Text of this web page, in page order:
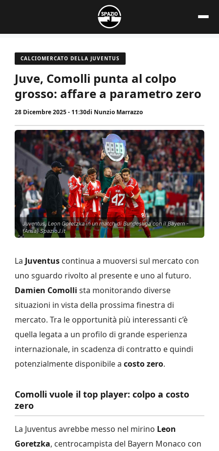
contenuto
CALCIOMERCATO DELLA JUVENTUS
Juve, Comolli punta al colpo
grosso: affare a parametro zero
28 Dicembre 2025 - 11:30di Nunzio Marrazzo
Juventus, Leon Goretzka in un match di Bundesliga con il Bayern -
(Ansa) SpazioJ.it
La Juventus continua a muoversi sul mercato con
uno sguardo rivolto al presente e uno al futuro.
Damien Comolli sta monitorando diverse
situazioni in vista della prossima finestra di
mercato. Tra le opportunità più interessanti c’è
quella legata a un profilo di grande esperienza
internazionale, in scadenza di contratto e quindi
potenzialmente disponibile a costo zero.
Comolli vuole il top player: colpo a costo
zero
La Juventus avrebbe messo nel mirino Leon
Goretzka, centrocampista del Bayern Monaco con